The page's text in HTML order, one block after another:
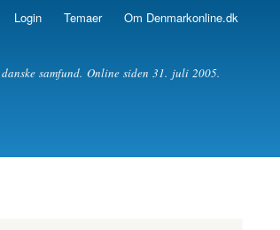
Login Temaer Om Denmarkonline.dk
samfund. Online siden 31. juli 2005.